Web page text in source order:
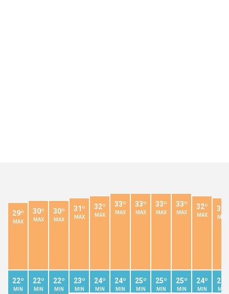
29º
MAX
22º
MIN
30º
MAX
22º
MIN
30º
MAX
22º
MIN
31º
MAX
23º
MIN
32º
MAX
24º
MIN
33º
MAX
24º
MIN
33º
MAX
25º
MIN
33º
MAX
25º
MIN
33º
MAX
25º
MIN
32º
MAX
24º
MIN
31º
MAX
24º
MIN